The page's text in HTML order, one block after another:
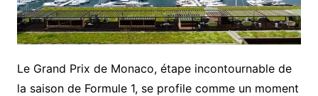
Le Grand Prix de Monaco, étape incontournable de
la saison de Formule 1, se profile comme un moment